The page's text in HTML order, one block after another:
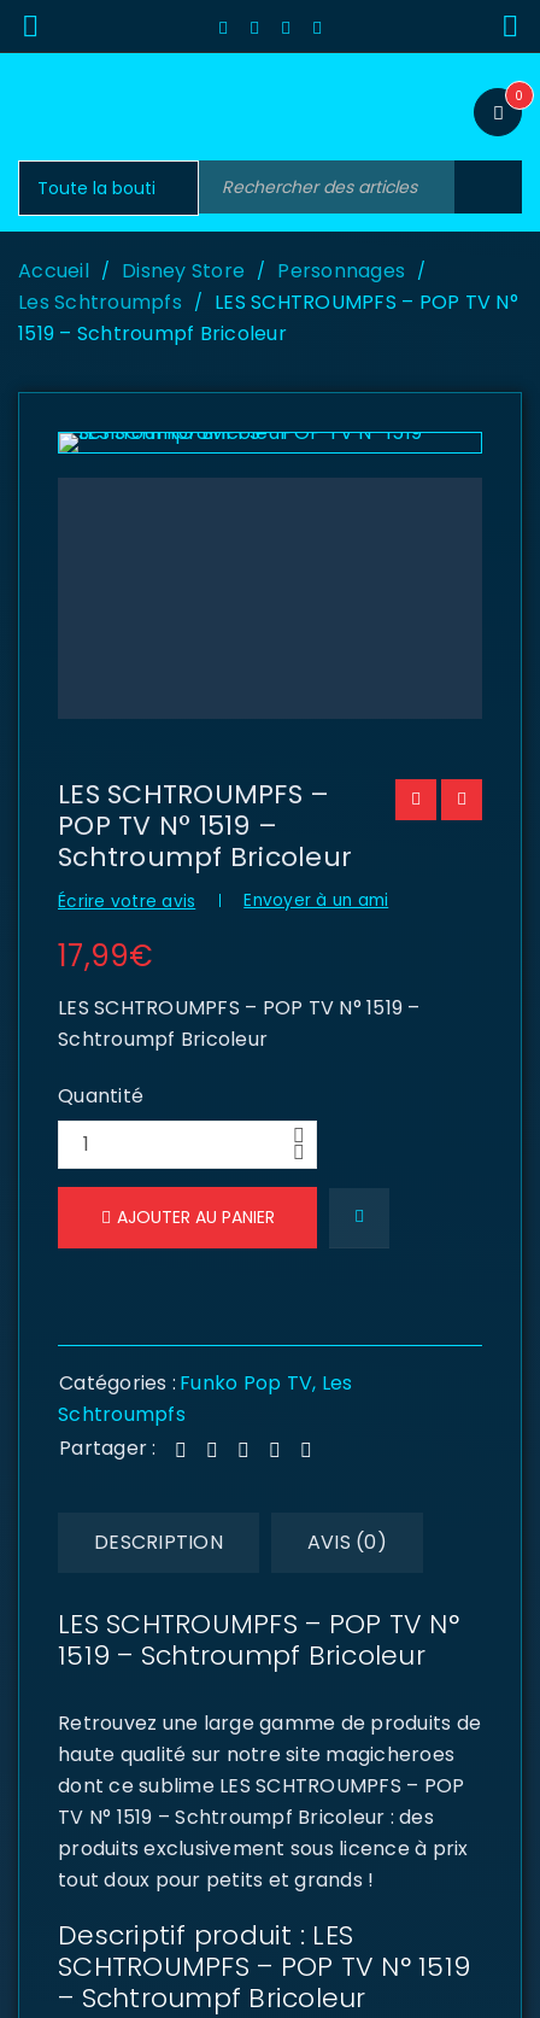
0
Accueil / Disney Store / Personnages /
Les Schtroumpfs / LES SCHTROUMPFS – POP TV N°
1519 – Schtroumpf Bricoleur
LES SCHTROUMPFS –
POP TV N° 1519 –
Schtroumpf Bricoleur
Écrire votre avis Envoyer à un ami
17,99€
LES SCHTROUMPFS – POP TV N° 1519 –
Schtroumpf Bricoleur
Quantité
AJOUTER AU PANIER
Catégories : Funko Pop TV, Les
Schtroumpfs
Partager :
DESCRIPTION AVIS (0)
LES SCHTROUMPFS – POP TV N°
1519 – Schtroumpf Bricoleur
Retrouvez une large gamme de produits de
haute qualité sur notre site magicheroes
dont ce sublime LES SCHTROUMPFS – POP
TV N° 1519 – Schtroumpf Bricoleur : des
produits exclusivement sous licence à prix
tout doux pour petits et grands !
Descriptif produit : LES
SCHTROUMPFS – POP TV N° 1519
– Schtroumpf Bricoleur